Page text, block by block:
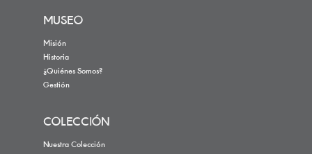
MUSEO
Misión
Historia
¿Quiénes Somos?
Gestión
COLECCIÓN
Nuestra Colección